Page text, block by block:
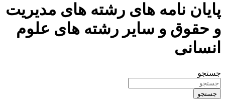
پایان نامه های رشته های مدیریت
و حقوق و سایر رشته های علوم
انسانی
جستجو
جستجو